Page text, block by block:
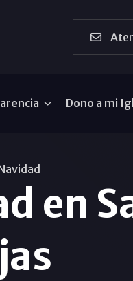
Dono a mi
en